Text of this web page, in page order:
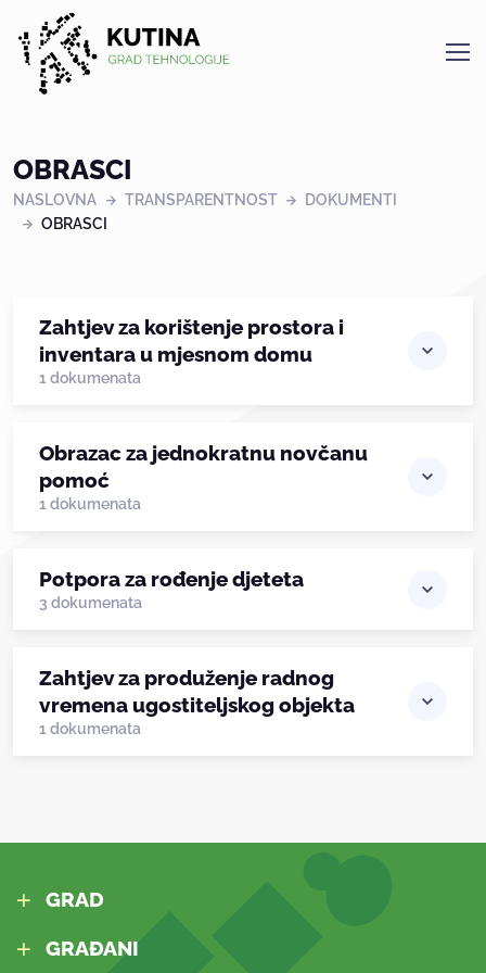
Kutina
OBRASCI
NASLOVNA TRANSPARENTNOST
DOKUMENTI
OBRASCI
Zahtjev za korištenje prostora i
inventara u mjesnom domu
1 dokumenata
Obrazac za jednokratnu novčanu
pomoć
1 dokumenata
Potpora za rođenje djeteta
3 dokumenata
Zahtjev za produženje radnog
vremena ugostiteljskog objekta
1 dokumenata
GRAD
GRAĐANI